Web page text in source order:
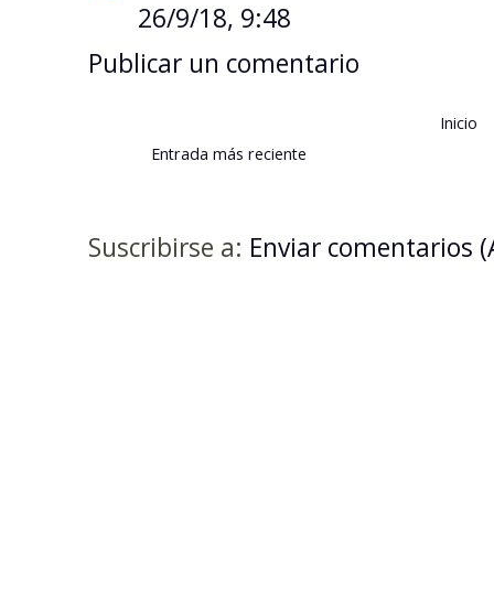
26/9/18, 9:48
Publicar un comentario
Entrada más reciente
Inicio
Suscribirse a: Enviar comentarios